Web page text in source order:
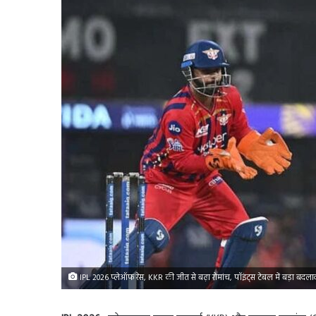
IPL 2026 प्लेऑफ रेस, KKR की जीत से बढ़ा रोमांच, पॉइंट्स टेबल में बड़ा